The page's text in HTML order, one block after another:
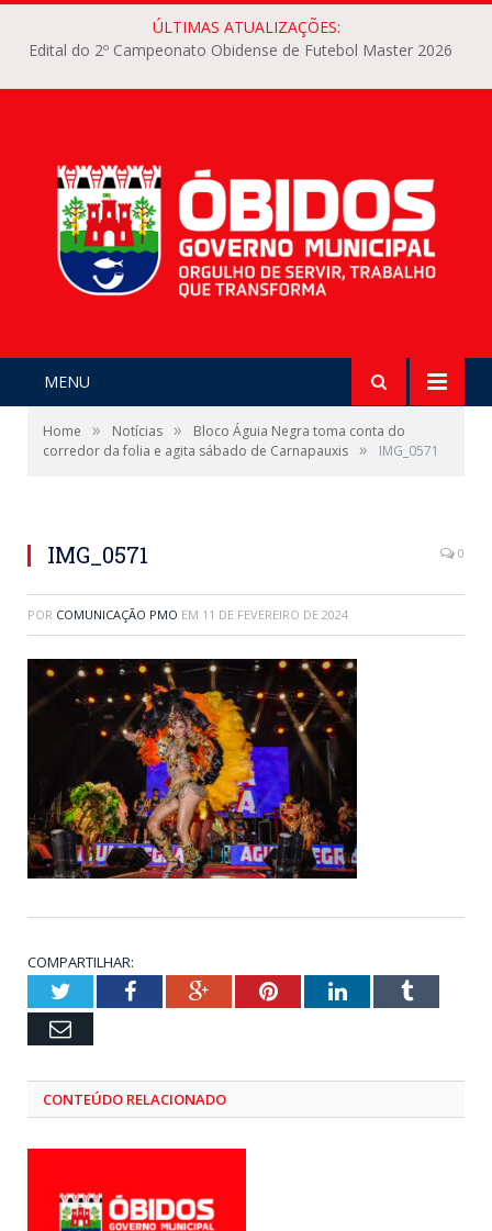
ÚLTIMAS ATUALIZAÇÕES:
Edital do 2º Campeonato Obidense de Futebol Master 2026
MENU
Home » Notícias »
Bloco Águia Negra toma conta do
corredor da folia e agita sábado de Carnapauxis » IMG_0571
IMG_0571 0
POR COMUNICAÇÃO PMO EM 11 DE FEVEREIRO DE 2024
COMPARTILHAR:
TwitterFacebookGoogle+PinterestLinkedInTumblr
Email
CONTEÚDO RELACIONADO